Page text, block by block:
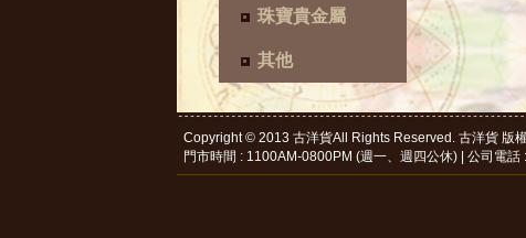
珠寶貴金屬
其他
Copyright © 2013 古洋貨All Rights Reserved. 古洋貨 版
門市時間 : 1100AM-0800PM (週一、週四公休) | 公司電